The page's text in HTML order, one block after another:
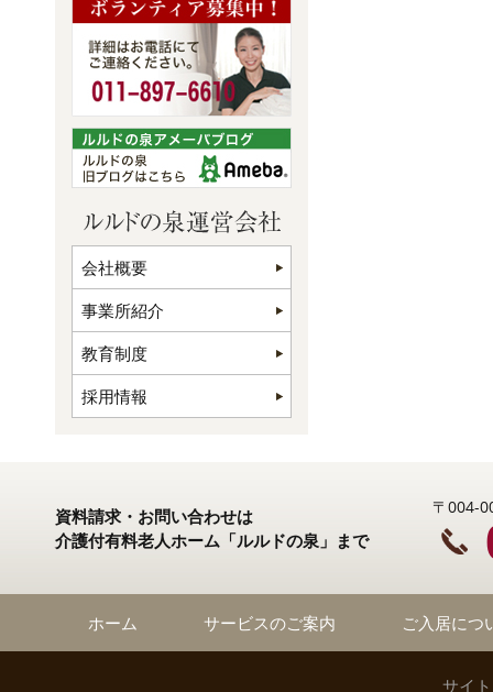
会社概要
事業所紹介
教育制度
採用情報
資料請求・お問い合わせは
介護付有料老人ホーム「ルルドの泉」まで
〒004-
ホーム サービスのご案内 ご入居につ
サイ